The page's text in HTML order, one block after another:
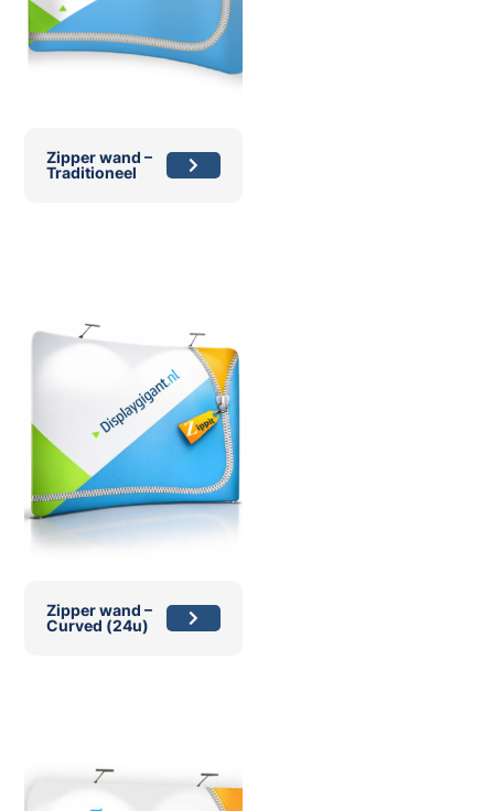
Zipper wand –
Traditioneel
Zipper wand –
Curved (24u)